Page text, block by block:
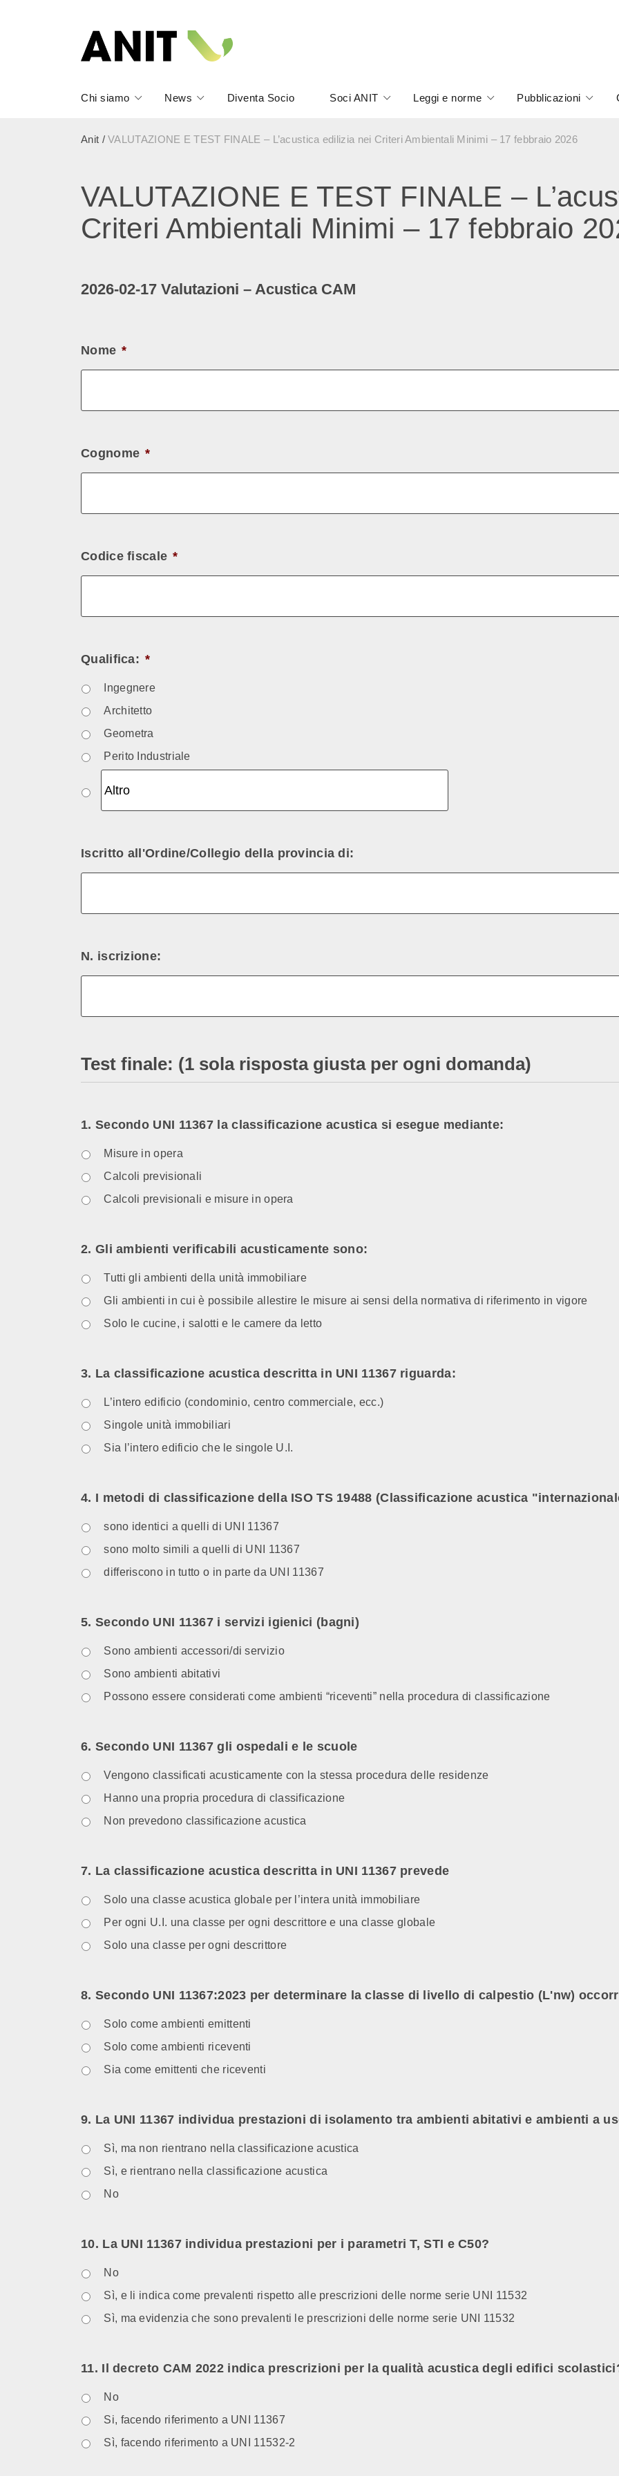
Chi siamo News Diventa Socio Soci ANIT Leggi e norme Pubblicazioni
Anit /VALUTAZIONE E TEST FINALE – L’acustica edilizia nei Criteri Ambientali Minimi – 17 febbraio 2026
VALUTAZIONE E TEST FINALE –
Criteri Ambientali Minimi – 17 febbraio
2026-02-17 Valutazioni – Acustica CAM
Nome *
Cognome *
Codice fiscale *
Qualifica: *
Ingegnere
Architetto
Geometra
Perito Industriale
Iscritto all'Ordine/Collegio della provincia di:
N. iscrizione:
Test finale: (1 sola risposta giusta per ogni domanda)
1. Secondo UNI 11367 la classificazione acustica si esegue mediante:
Misure in opera
Calcoli previsionali
Calcoli previsionali e misure in opera
2. Gli ambienti verificabili acusticamente sono:
Tutti gli ambienti della unità immobiliare
Gli ambienti in cui è possibile allestire le misure ai sensi della normativa di riferimento in vigore
Solo le cucine, i salotti e le camere da letto
3. La classificazione acustica descritta in UNI 11367 riguarda:
L’intero edificio (condominio, centro commerciale, ecc.)
Singole unità immobiliari
Sia l’intero edificio che le singole U.I.
4. I metodi di classificazione della ISO TS 19488 (Classificazione acustica
sono identici a quelli di UNI 11367
sono molto simili a quelli di UNI 11367
differiscono in tutto o in parte da UNI 11367
5. Secondo UNI 11367 i servizi igienici (bagni)
Sono ambienti accessori/di servizio
Sono ambienti abitativi
Possono essere considerati come ambienti “riceventi” nella procedura di classificazione
6. Secondo UNI 11367 gli ospedali e le scuole
Vengono classificati acusticamente con la stessa procedura delle residenze
Hanno una propria procedura di classificazione
Non prevedono classificazione acustica
7. La classificazione acustica descritta in UNI 11367 prevede
Solo una classe acustica globale per l’intera unità immobiliare
Per ogni U.I. una classe per ogni descrittore e una classe globale
Solo una classe per ogni descrittore
8. Secondo UNI 11367:2023 per determinare la classe di livello di calpestio (L'nw)
Solo come ambienti emittenti
Solo come ambienti riceventi
Sia come emittenti che riceventi
9. La UNI 11367 individua prestazioni di isolamento tra ambienti abitativi e ambienti a
Sì, ma non rientrano nella classificazione acustica
Sì, e rientrano nella classificazione acustica
No
10. La UNI 11367 individua prestazioni per i parametri T, STI e C50?
No
Sì, e li indica come prevalenti rispetto alle prescrizioni delle norme serie UNI 11532
Sì, ma evidenzia che sono prevalenti le prescrizioni delle norme serie UNI 11532
11. Il decreto CAM 2022 indica prescrizioni per la qualità acustica degli edifici
No
Si, facendo riferimento a UNI 11367
Sì, facendo riferimento a UNI 11532-2